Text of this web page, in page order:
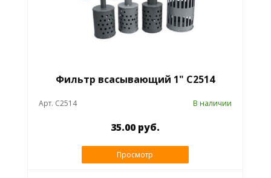
Фильтр всасывающий 1" C2514
Арт. C2514 В наличии
35.00 руб.
Просмотр